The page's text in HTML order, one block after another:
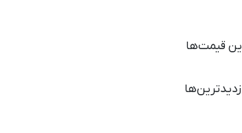
قیمت‌ها